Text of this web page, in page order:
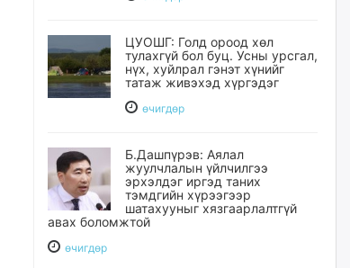
ЦУОШГ: Голд ороод хөл
тулахгүй бол буц. Усны урсгал,
нүх, хуйлрал гэнэт хүнийг
татаж живэхэд хүргэдэг
өчигдѳр
Б.Дашпүрэв: Аялал
жуулчлалын үйлчилгээ
эрхэлдэг иргэд таних
тэмдгийн хүрээгээр
шатахууныг хязгаарлалтгүй
авах боломжтой
өчигдѳр